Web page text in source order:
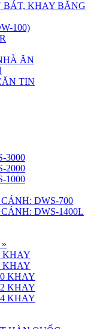
BÁT, KHAY BĂNG
100)
ĂN
TIN
3000
2000
1000
DWS-700
DWS-1400L
»
KHAY
KHAY
KHAY
KHAY
KHAY